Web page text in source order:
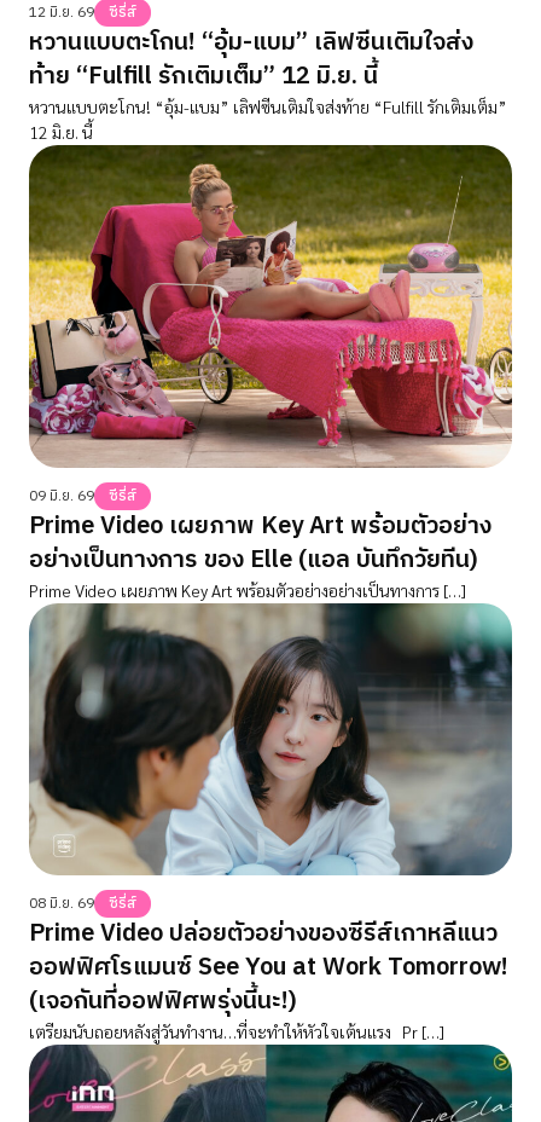
12 มิ.ย. 69 ซีรี่ส์
หวานแบบตะโกน! “อุ้ม-แบม” เลิฟซีนเติมใจส่ง
ท้าย “Fulfill รักเติมเต็ม” 12 มิ.ย. นี้
หวานแบบตะโกน! “อุ้ม-แบม” เลิฟซีนเติมใจส่งท้าย “Fulfill รักเติมเต็ม”
12 มิ.ย. นี้
09 มิ.ย. 69 ซีรี่ส์
Prime Video เผยภาพ Key Art พร้อมตัวอย่าง
อย่างเป็นทางการ ของ Elle (แอล บันทึกวัยทีน)
Prime Video เผยภาพ Key Art พร้อมตัวอย่างอย่างเป็นทางการ […]
08 มิ.ย. 69 ซีรี่ส์
Prime Video ปล่อยตัวอย่างของซีรีส์เกาหลีแนว
ออฟฟิศโรแมนซ์ See You at Work Tomorrow!
(เจอกันที่ออฟฟิศพรุ่งนี้นะ!)
เตรียมนับถอยหลังสู่วันทำงาน…ที่จะทำให้หัวใจเต้นแรง Pr […]